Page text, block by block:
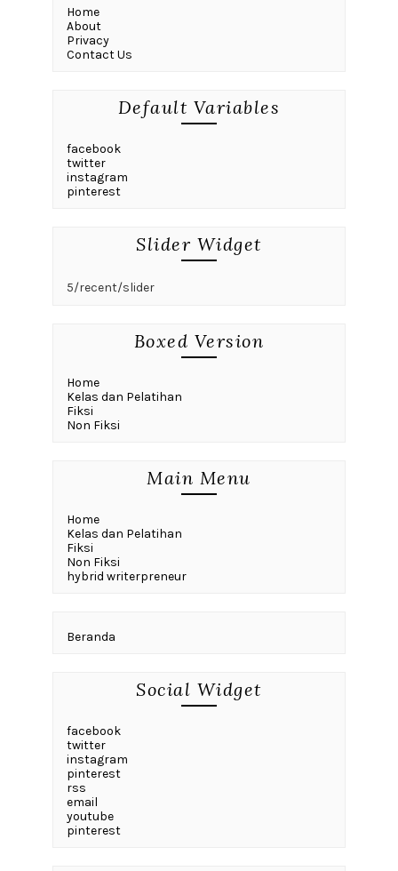
Home
About
Privacy
Contact Us
Default Variables
facebook
twitter
instagram
pinterest
Slider Widget
5/recent/slider
Boxed Version
Home
Kelas dan Pelatihan
Fiksi
Non Fiksi
Main Menu
Home
Kelas dan Pelatihan
Fiksi
Non Fiksi
hybrid writerpreneur
Beranda
Social Widget
facebook
twitter
instagram
pinterest
rss
email
youtube
pinterest